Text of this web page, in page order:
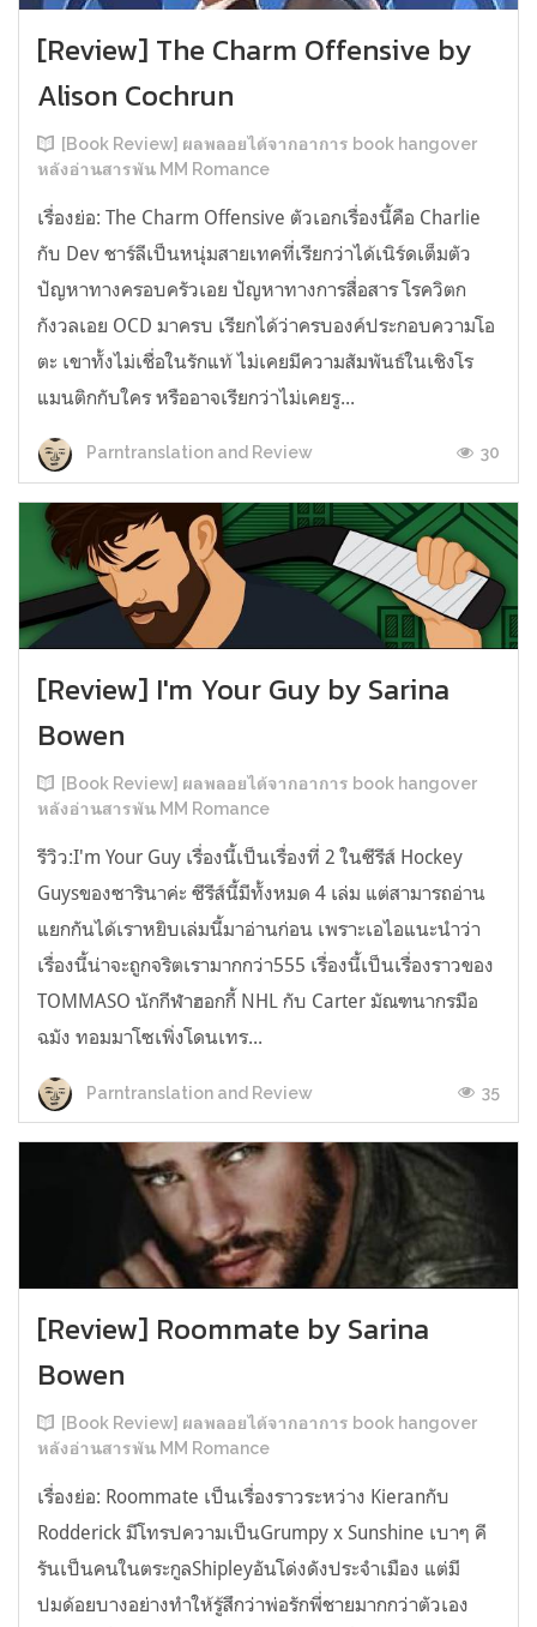
[Review] The Charm Offensive by
Alison Cochrun
[Book Review] ผลพลอยได้จากอาการ book hangover
หลังอ่านสารพัน MM Romance
เรื่องย่อ: The Charm Offensive ตัวเอกเรื่องนี้คือ Charlie
กับ Dev ชาร์ลีเป็นหนุ่มสายเทคที่เรียกว่าได้เนิร์ดเต็มตัว
ปัญหาทางครอบครัวเอย ปัญหาทางการสื่อสาร โรควิตก
กังวลเอย OCD มาครบ เรียกได้ว่าครบองค์ประกอบความโอ
ตะ เขาทั้งไม่เชื่อในรักแท้ ไม่เคยมีความสัมพันธ์ในเชิงโร
แมนติกกับใคร หรืออาจเรียกว่าไม่เคยรู...
Parntranslation and Review 30
[Review] I'm Your Guy by Sarina
Bowen
[Book Review] ผลพลอยได้จากอาการ book hangover
หลังอ่านสารพัน MM Romance
รีวิว:I'm Your Guy เรื่องนี้เป็นเรื่องที่ 2 ในซีรีส์ Hockey
Guysของซารินาค่ะ ซีรีส์นี้มีทั้งหมด 4 เล่ม แต่สามารถอ่าน
แยกกันได้เราหยิบเล่มนี้มาอ่านก่อน เพราะเอไอแนะนำว่า
เรื่องนี้น่าจะถูกจริตเรามากกว่า555 เรื่องนี้เป็นเรื่องราวของ
TOMMASO นักกีฬาฮอกกี้ NHL กับ Carter มัณฑนากรมือ
ฉมัง ทอมมาโซเพิ่งโดนเทร...
Parntranslation and Review 35
[Review] Roommate by Sarina
Bowen
[Book Review] ผลพลอยได้จากอาการ book hangover
หลังอ่านสารพัน MM Romance
เรื่องย่อ: Roommate เป็นเรื่องราวระหว่าง Kieranกับ
Rodderick มีโทรปความเป็นGrumpy x Sunshine เบาๆ คี
รันเป็นคนในตระกูลShipleyอันโด่งดังประจำเมือง แต่มี
ปมด้อยบางอย่างทำให้รู้สึกว่าพ่อรักพี่ชายมากกว่าตัวเอง